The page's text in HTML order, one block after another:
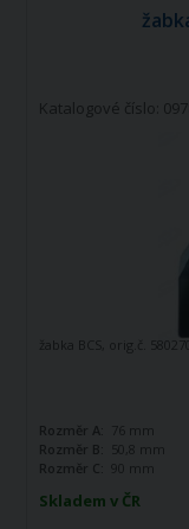
Katalogové číslo:
Skladem v ČR
žabka BCS, orig.č.
Rozměr A:
76 mm
Rozměr B:
50,8 mm
Rozměr C:
90 mm